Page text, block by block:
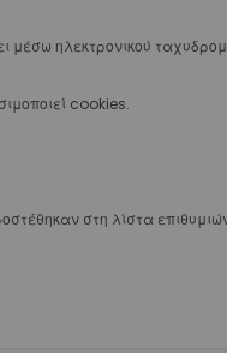
μέσω ηλεκτρονικού
cookies.
στη λίστα